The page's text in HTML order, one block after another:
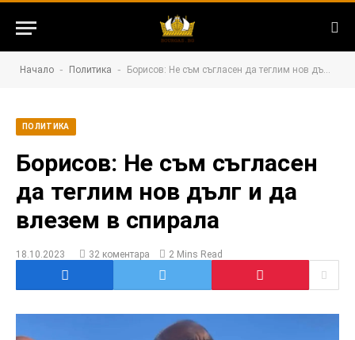
Начало - Политика - Борисов: Не съм съгласен да теглим нов дълг и да влезем в спирала
ПОЛИТИКА
Борисов: Не съм съгласен
да теглим нов дълг и да
влезем в спирала
18.10.2023 32 коментара 2 Mins Read